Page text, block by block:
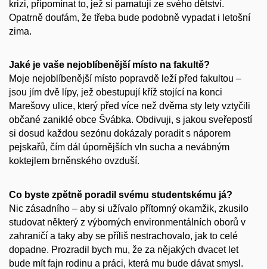
krizi, připomínat to, jež si pamatuji ze svého dětství.
Opatrně doufám, že třeba bude podobně vypadat i letošní
zima.
Jaké je vaše nejoblíbenější místo na fakultě?
Moje nejoblíbenější místo popravdě leží před fakultou –
jsou jím dvě lípy, jež obestupují kříž stojící na konci
Marešovy ulice, který před více než dvěma sty lety vztyčili
občané zaniklé obce Švábka. Obdivuji, s jakou sveřepostí
si dosud každou sezónu dokázaly poradit s náporem
pejskařů, čím dál úpornějších vln sucha a nevábným
koktejlem brněnského ovzduší.
Co byste zpětně poradil svému studentskému já?
Nic zásadního – aby si užívalo přítomný okamžik, zkusilo
studovat některý z výborných environmentálních oborů v
zahraničí a taky aby se příliš nestrachovalo, jak to celé
dopadne. Prozradil bych mu, že za nějakých dvacet let
bude mít fajn rodinu a práci, která mu bude dávat smysl.